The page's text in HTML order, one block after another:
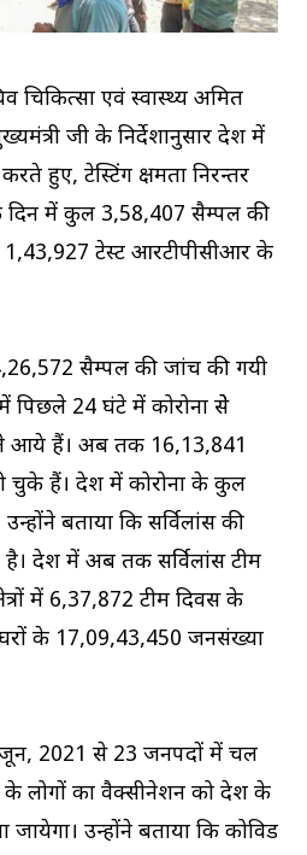
चिकित्सा एवं स्वास्थ्य अमित
जी के निर्देशानुसार प्रदेश में
हुए, टेस्टिंग क्षमता निरन्तर
दिन में कुल 3,58,407 सैम्पल की
टेस्ट आरटीपीसीआर के
सैम्पल की जांच की गयी
में पिछले 24 घंटे में कोरोना सेे
आये हैं। अब तक 16,13,841
चुके हैं। प्रदेश में कोरोना के कुल
बताया कि सर्विलांस की
है। प्रदेश में अब तक सर्विलांस टीम
में 6,37,872 टीम दिवस के
के 17,09,43,450 जनसंख्या
जून, 2021 से 23 जनपदों में चल
लोगों का वैक्सीनेशन को प्रदेश के
जायेगा। उन्होंने बताया कि कोविड